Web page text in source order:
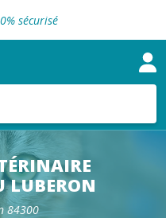
sécurisé
vétérinaire
vétérinaire
vétérinaire
en clinique
vétérinaire
LUBERON
84300